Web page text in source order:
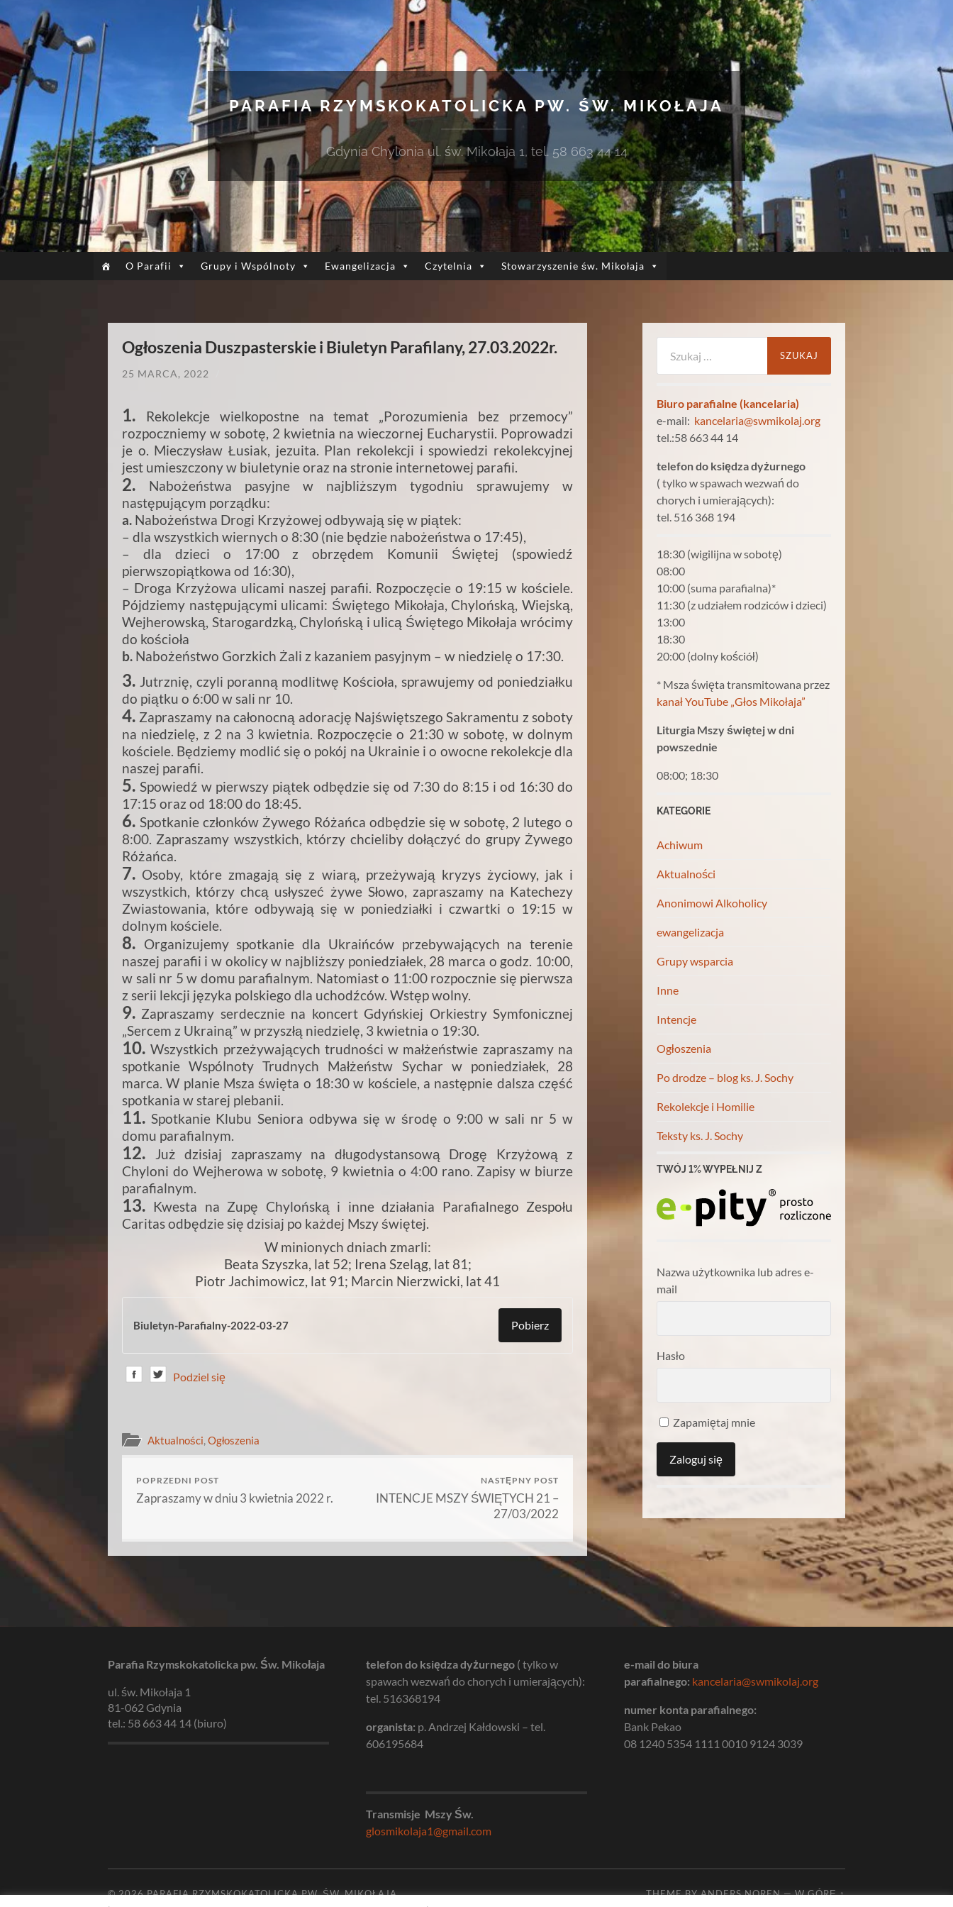
PARAFIA RZYMSKOKATOLICKA PW. ŚW. MIKOŁAJA
Gdynia Chylonia ul. św. Mikołaja 1, tel. 58 663 44 14
O Parafii Grupy i Wspólnoty Ewangelizacja Czytelnia Stowarzyszenie św. Mikołaja
Ogłoszenia Duszpasterskie i Biuletyn Parafilany, 27.03.2022r.
25 MARCA, 2022
1.
Rekolekcje wielkopostne na temat „Porozumienia bez przemocy”
rozpoczniemy w sobotę, 2 kwietnia na wieczornej Eucharystii. Poprowadzi
je o. Mieczysław Łusiak, jezuita. Plan rekolekcji i spowiedzi rekolekcyjnej
jest umieszczony w biuletynie oraz na stronie internetowej parafii.
2.
Nabożeństwa pasyjne w najbliższym tygodniu sprawujemy w
następującym porządku:
a. Nabożeństwa Drogi Krzyżowej odbywają się w piątek:
– dla wszystkich wiernych o 8:30 (nie będzie nabożeństwa o 17:45),
– dla dzieci o 17:00 z obrzędem Komunii Świętej (spowiedź
pierwszopiątkowa od 16:30),
– Droga Krzyżowa ulicami naszej parafii. Rozpoczęcie o 19:15 w kościele.
Pójdziemy następującymi ulicami: Świętego Mikołaja, Chylońską, Wiejską,
Wejherowską, Starogardzką, Chylońską i ulicą Świętego Mikołaja wrócimy
do kościoła
b. Nabożeństwo Gorzkich Żali z kazaniem pasyjnym – w niedzielę o 17:30.
3. Jutrznię, czyli poranną modlitwę Kościoła, sprawujemy od poniedziałku
do piątku o 6:00 w sali nr 10.
4. Zapraszamy na całonocną adorację Najświętszego Sakramentu z soboty
na niedzielę, z 2 na 3 kwietnia. Rozpoczęcie o 21:30 w sobotę, w dolnym
kościele. Będziemy modlić się o pokój na Ukrainie i o owocne rekolekcje dla
naszej parafii.
5. Spowiedź w pierwszy piątek odbędzie się od 7:30 do 8:15 i od 16:30 do
17:15 oraz od 18:00 do 18:45.
6. Spotkanie członków Żywego Różańca odbędzie się w sobotę, 2 lutego o
8:00. Zapraszamy wszystkich, którzy chcieliby dołączyć do grupy Żywego
Różańca.
7. Osoby, które zmagają się z wiarą, przeżywają kryzys życiowy, jak i
wszystkich, którzy chcą usłyszeć żywe Słowo, zapraszamy na Katechezy
Zwiastowania, które odbywają się w poniedziałki i czwartki o 19:15 w
dolnym kościele.
8. Organizujemy spotkanie dla Ukraińców przebywających na terenie
naszej parafii i w okolicy w najbliższy poniedziałek, 28 marca o godz. 10:00,
w sali nr 5 w domu parafialnym. Natomiast o 11:00 rozpocznie się pierwsza
z serii lekcji języka polskiego dla uchodźców. Wstęp wolny.
9. Zapraszamy serdecznie na koncert Gdyńskiej Orkiestry Symfonicznej
„Sercem z Ukrainą” w przyszłą niedzielę, 3 kwietnia o 19:30.
10. Wszystkich przeżywających trudności w małżeństwie zapraszamy na
spotkanie Wspólnoty Trudnych Małżeństw Sychar w poniedziałek, 28
marca. W planie Msza święta o 18:30 w kościele, a następnie dalsza część
spotkania w starej plebanii.
11. Spotkanie Klubu Seniora odbywa się w środę o 9:00 w sali nr 5 w
domu parafialnym.
12.
Już dzisiaj zapraszamy na długodystansową Drogę Krzyżową z
Chyloni do Wejherowa w sobotę, 9 kwietnia o 4:00 rano. Zapisy w biurze
parafialnym.
13. Kwesta na Zupę Chylońską i inne działania Parafialnego Zespołu
Caritas odbędzie się dzisiaj po każdej Mszy świętej.
W minionych dniach zmarli:
Beata Szyszka, lat 52; Irena Szeląg, lat 81;
Piotr Jachimowicz, lat 91; Marcin Nierzwicki, lat 41
Biuletyn-Parafialny-2022-03-27 Pobierz
Podziel się
Aktualności, Ogłoszenia
POPRZEDNI POST
Zapraszamy w dniu 3 kwietnia 2022 r.
NASTĘPNY POST
INTENCJE MSZY ŚWIĘTYCH 21 –
27/03/2022
Biuro parafialne (kancelaria)
e-mail: kancelaria@swmikolaj.org
tel.:58 663 44 14
telefon do księdza dyżurnego
( tylko w spawach wezwań do
chorych i umierających):
tel. 516 368 194
18:30 (wigilijna w sobotę)
08:00
10:00 (suma parafialna)*
11:30 (z udziałem rodziców i dzieci)
13:00
18:30
20:00 (dolny kościół)
* Msza święta transmitowana przez
kanał YouTube „Głos Mikołaja”
Liturgia Mszy świętej w dni
powszednie
08:00; 18:30
KATEGORIE
Achiwum
Aktualności
Anonimowi Alkoholicy
ewangelizacja
Grupy wsparcia
Inne
Intencje
Ogłoszenia
Po drodze – blog ks. J. Sochy
Rekolekcje i Homilie
Teksty ks. J. Sochy
TWÓJ 1% WYPEŁNIJ Z
Nazwa użytkownika lub adres e-
mail
Hasło
Zapamiętaj mnie
Parafia Rzymskokatolicka pw. Św. Mikołaja
ul. św. Mikołaja 1
81-062 Gdynia
tel.: 58 663 44 14 (biuro)
telefon do księdza dyżurnego ( tylko w
spawach wezwań do chorych i umierających):
tel. 516368194
organista: p. Andrzej Kałdowski – tel.
606195684
Transmisje Mszy Św.
glosmikolaja1@gmail.com
e-mail do biura
parafialnego: kancelaria@swmikolaj.org
numer konta parafialnego:
Bank Pekao
08 1240 5354 1111 0010 9124 3039
© 2026PARAFIA RZYMSKOKATOLICKA PW. ŚW. MIKOŁAJA THEME BYANDERS NOREN—W GÓRĘ ↑